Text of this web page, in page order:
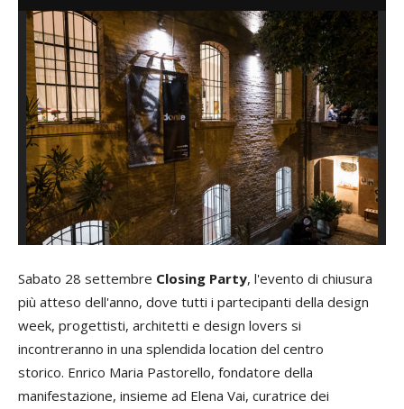
Sabato 28 settembre Closing Party, l'evento di chiusura
più atteso dell'anno, dove tutti i partecipanti della design
week, progettisti, architetti e design lovers si
incontreranno in una splendida location del centro
storico. Enrico Maria Pastorello, fondatore della
manifestazione, insieme ad Elena Vai, curatrice dei